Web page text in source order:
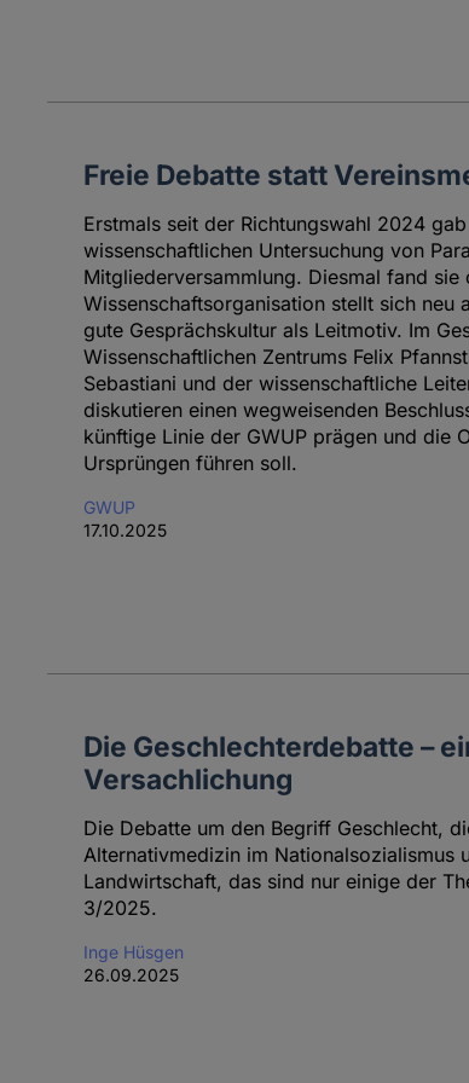
Freie Debatte statt
Erstmals seit der Richtungswahl 2024
wissenschaftlichen Untersuchung von
Mitgliederversammlung. Diesmal fand sie
Wissenschaftsorganisation stellt sich neu
gute Gesprächskultur als Leitmotiv. Im
Wissenschaftlichen Zentrums Felix
Sebastiani und der wissenschaftliche
diskutieren einen wegweisenden
künftige Linie der GWUP prägen und die
Ursprüngen führen soll.
GWUP
17.10.2025
Die Geschlechterdebatte –
Versachlichung
Die Debatte um den Begriff Geschlecht,
Alternativmedizin im Nationalsozialismus
Landwirtschaft, das sind nur einige der
3/2025.
Inge Hüsgen
26.09.2025